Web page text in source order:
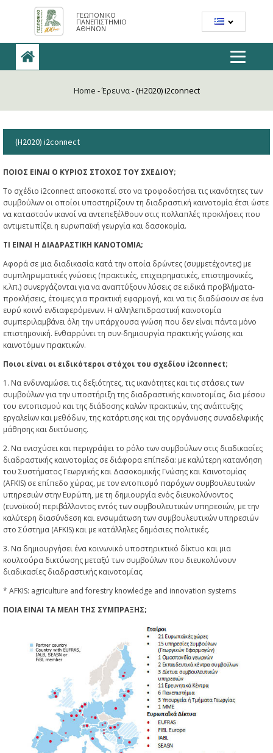
ΓΕΩΠΟΝΙΚΟ
ΠΑΝΕΠΙΣΤΗΜΙΟ
ΑΘΗΝΩΝ
Home -Έρευνα-(Η2020) i2connect
(Η2020) i2connect
ΠΟΙΟΣ ΕΙΝΑΙ Ο ΚΥΡΙΟΣ ΣΤΟΧΟΣ ΤΟΥ ΣΧΕΔΙΟΥ;
Το σχέδιο i2connect αποσκοπεί στο να τροφοδοτήσει τις ικανότητες των
συμβούλων οι οποίοι υποστηρίζουν τη διαδραστική καινοτομία έτσι ώστε
να καταστούν ικανοί να αντεπεξέλθουν στις πολλαπλές προκλήσεις που
αντιμετωπίζει η ευρωπαϊκή γεωργία και δασοκομία.
ΤΙ ΕΙΝΑΙ Η ΔΙΑΔΡΑΣΤΙΚΗ ΚΑΝΟΤΟΜΙΑ;
Αφορά σε μια διαδικασία κατά την οποία δρώντες (συμμετέχοντες) με
συμπληρωματικές γνώσεις (πρακτικές, επιχειρηματικές, επιστημονικές,
κ.λπ.) συνεργάζονται για να αναπτύξουν λύσεις σε ειδικά προβλήματα-
προκλήσεις, έτοιμες για πρακτική εφαρμογή, και να τις διαδώσουν σε ένα
ευρύ κοινό ενδιαφερόμενων. Η αλληλεπιδραστική καινοτομία
συμπεριλαμβάνει όλη την υπάρχουσα γνώση που δεν είναι πάντα μόνο
επιστημονική. Ενθαρρύνει τη συν-δημιουργία πρακτικής γνώσης και
καινοτόμων πρακτικών.
Ποιοι είναι οι ειδικότεροι στόχοι του σχεδίου i2connect;
1. Να ενδυναμώσει τις δεξιότητες, τις ικανότητες και τις στάσεις των
συμβούλων για την υποστήριξη της διαδραστικής καινοτομίας, δια μέσου
του εντοπισμού και της διάδοσης καλών πρακτικών, της ανάπτυξης
εργαλείων και μεθόδων, της κατάρτισης και της οργάνωσης συναδελφικής
μάθησης και δικτύωσης.
2. Να ενισχύσει και περιγράψει το ρόλο των συμβούλων στις διαδικασίες
διαδραστικής καινοτομίας σε διάφορα επίπεδα: με καλύτερη κατανόηση
του Συστήματος Γεωργικής και Δασοκομικής Γνώσης και Καινοτομίας
(AFKIS) σε επίπεδο χώρας, με τον εντοπισμό παρόχων συμβουλευτικών
υπηρεσιών στην Ευρώπη, με τη δημιουργία ενός διευκολύνοντος
(ευνοϊκού) περιβάλλοντος εντός των συμβουλευτικών υπηρεσιών, με την
καλύτερη διασύνδεση και ενσωμάτωση των συμβουλευτικών υπηρεσιών
στο Σύστημα (AFKIS) και με κατάλληλες δημόσιες πολιτικές.
3. Να δημιουργήσει ένα κοινωνικό υποστηρικτικό δίκτυο και μια
κουλτούρα δικτύωσης μεταξύ των συμβούλων που διευκολύνουν
διαδικασίες διαδραστικής καινοτομίας.
* AFKIS: agriculture and forestry knowledge and innovation systems
ΠΟΙΑ ΕΙΝΑΙ ΤΑ ΜΕΛΗ ΤΗΣ ΣΥΜΠΡΑΞΗΣ;